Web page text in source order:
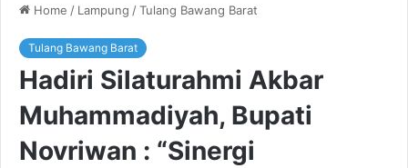
Home / Lampung /Tulang Bawang Barat
Tulang Bawang Barat
Hadiri Silaturahmi Akbar
Muhammadiyah, Bupati
Novriwan : “Sinergi